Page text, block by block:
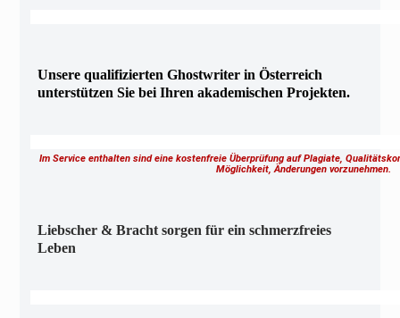
Unsere qualifizierten Ghostwriter in Österreich
unterstützen Sie bei Ihren akademischen Projekten.
Im Service enthalten sind eine kostenfreie Überprüfung auf Plagiate,
Möglichkeit, Änderungen vorzunehmen.
Liebscher & Bracht sorgen für ein schmerzfreies
Leben